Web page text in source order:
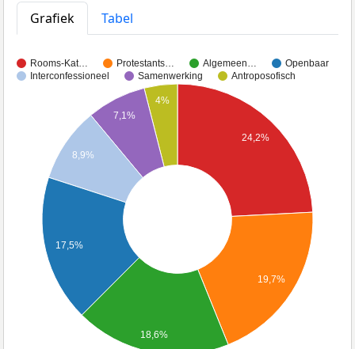
Grafiek
Tabel
Rooms-Kat… Protestants… Algemeen…
Openbaar
Interconfessioneel
Samenwerking Antroposofisch
24,2%
19,7%
4%
7,1%
8,9%
17,5%
18,6%